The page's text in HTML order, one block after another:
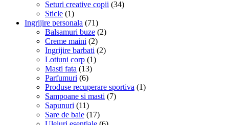
Seturi creative copii (34)
Sticle (1)
Ingrijire personala (71)
Balsamuri buze (2)
Creme maini (2)
Ingrijire barbati (2)
Lotiuni corp (1)
Masti fata (13)
Parfumuri (6)
Produse recuperare sportiva (1)
Sampoane si masti (7)
Sapunuri (11)
Sare de baie (17)